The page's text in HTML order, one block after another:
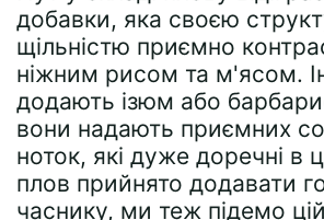
добавки, яка своєю
щільністю приємно
ніжним рисом та м'ясом.
додають ізюм або
вони надають приємних
ноток, які дуже доречні в
плов прийнято додавати
часнику, ми теж підемо цій